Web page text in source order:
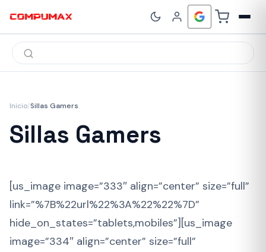
Búsqueda
de
productos
Inicio/Sillas Gamers
Sillas Gamers
[us_image image=”333″ align=”center” size=”full”
link=”%7B%22url%22%3A%22%22%7D”
hide_on_states=”tablets,mobiles”][us_image
image=”334″ align=”center” size=”full”